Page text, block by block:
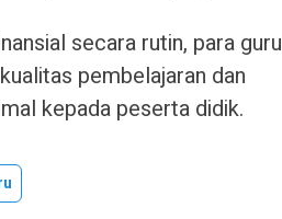
secara rutin, para guru
pembelajaran dan
kepada peserta didik.